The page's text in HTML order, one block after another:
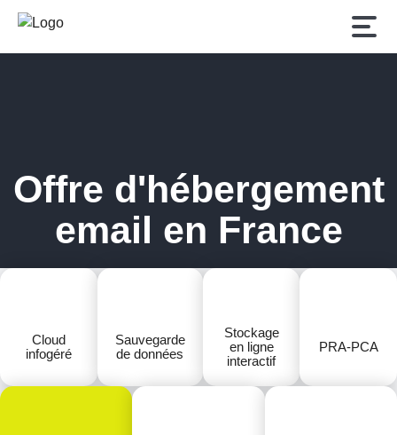
Offre d'hébergement
email en France
Cloud
infogéré
Sauvegarde
de données
Stockage
en ligne
interactif
PRA-PCA